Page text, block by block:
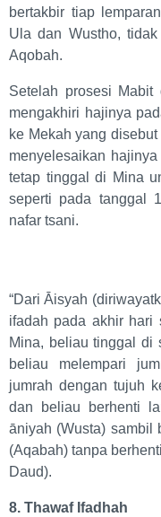
bertakbir tiap
Ula dan Wustho,
Aqobah.
Setelah prosesi
mengakhiri hajinya
ke Mekah yang
menyelesaikan
tetap tinggal di Mina
seperti pada tanggal
nafar tsani.
“Dari Āisyah
ifadah pada akhir hari
Mina, beliau tinggal di
beliau melempari
jumrah dengan tujuh
dan beliau berhenti
āniyah (Wusta) sambil
(Aqabah) tanpa
Daud).
8. Thawaf Ifadhah